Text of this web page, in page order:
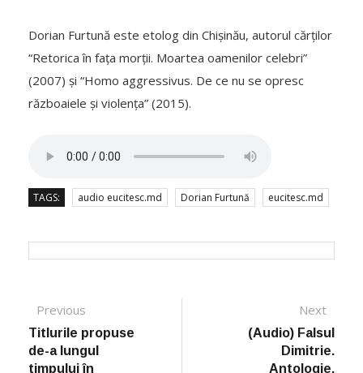
Dorian Furtună este etolog din Chișinău, autorul cărților
“Retorica în fața morții. Moartea oamenilor celebri”
(2007) și “Homo aggressivus. De ce nu se opresc
războaiele și violența” (2015).
TAGS: audio eucitesc.md Dorian Furtună eucitesc.md
Post navigation
Previous
Titlurile propuse
de-a lungul
timpului în
Next
(Audio) Falsul
Dimitrie.
Antologie.